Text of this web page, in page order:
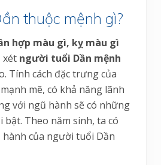
thuộc mệnh gì?
hợp màu gì, kỵ màu gì
xét người tuổi Dần mệnh
Tính cách đặc trưng của
mẽ, có khả năng lãnh
với ngũ hành sẽ có những
bật. Theo năm sinh, ta có
của người tuổi Dần